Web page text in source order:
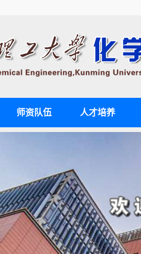
师资队伍 人才培养